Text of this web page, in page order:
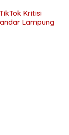
Kritisi
Lampung